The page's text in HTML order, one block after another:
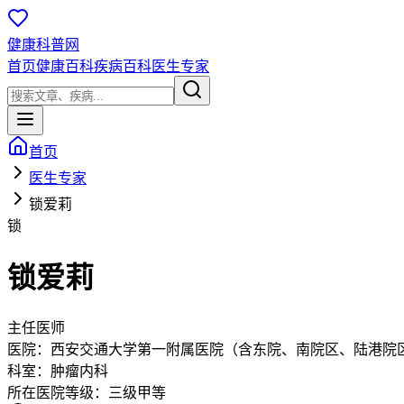
健康科普网
首页健康百科疾病百科医生专家
首页
医生专家
锁爱莉
锁
锁爱莉
主任医师
医院： 西安交通大学第一附属医院（含东院、南院区、陆港院
科室： 肿瘤内科
所在医院等级：
三级甲等